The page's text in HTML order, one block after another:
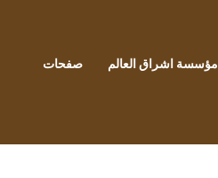
مؤسسة اشراق العالم صفحات